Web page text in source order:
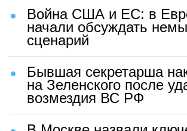
Война США и ЕС: в
начали обсуждать
сценарий
Бывшая секретарша
на Зеленского после
возмездия ВС РФ